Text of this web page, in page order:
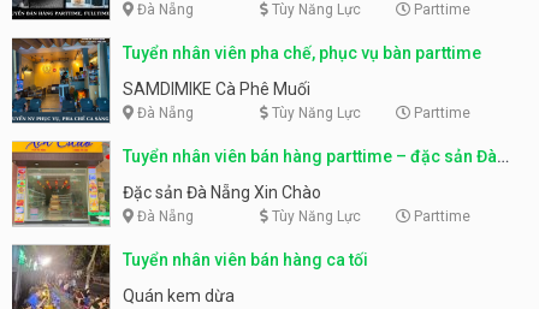
Đà Nẵng Tùy Năng Lực Parttime
Tuyển nhân viên pha chế, phục vụ bàn parttime
SAMDIMIKE Cà Phê Muối
Đà Nẵng Tùy Năng Lực Parttime
Tuyển nhân viên bán hàng parttime – đặc sản Đà
Nẵng
Đặc sản Đà Nẵng Xin Chào
Đà Nẵng Tùy Năng Lực Parttime
Tuyển nhân viên bán hàng ca tối
Quán kem dừa